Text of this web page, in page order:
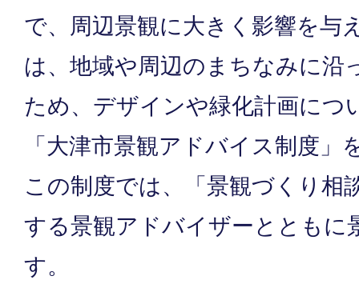
で、周辺景観に大きく影響を与
は、地域や周辺のまちなみに沿
ため、デザインや緑化計画につ
「大津市景観アドバイス制度」
この制度では、「景観づくり相
する景観アドバイザーとともに
す。